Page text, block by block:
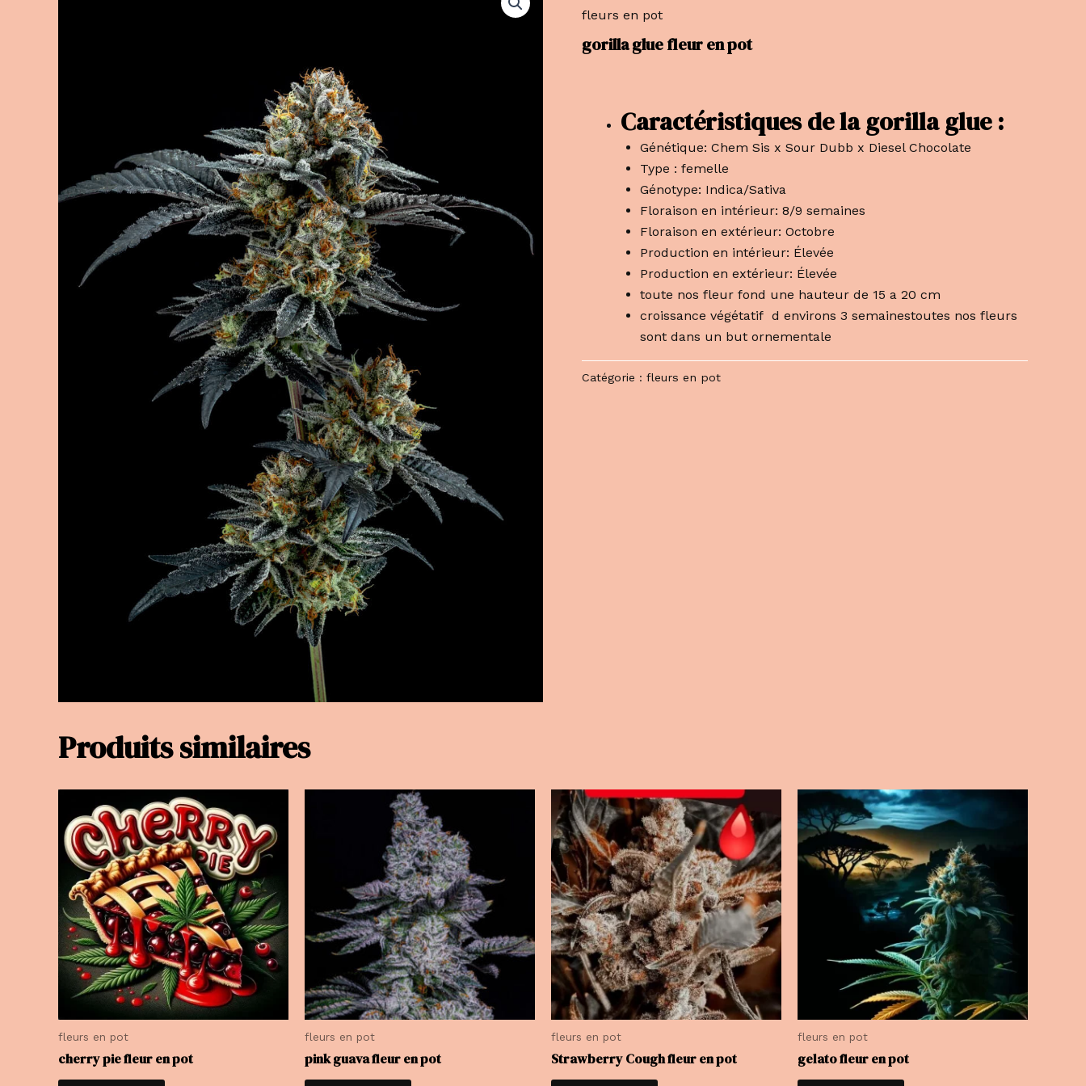
fleurs en pot
gorilla glue fleur en pot
Caractéristiques de la gorilla glue :
Génétique: Chem Sis x Sour Dubb x Diesel Chocolate
Type : femelle
Génotype: Indica/Sativa
Floraison en intérieur: 8/9 semaines
Floraison en extérieur: Octobre
Production en intérieur: Élevée
Production en extérieur: Élevée
toute nos fleur fond une hauteur de 15 a 20 cm
croissance végétatif d environs 3 semainestoutes nos fleurs
sont dans un but ornementale
Catégorie : fleurs en pot
Produits similaires
fleurs en pot
cherry pie fleur en pot
fleurs en pot
pink guava fleur en pot
fleurs en pot
Strawberry Cough fleur en pot
fleurs en pot
gelato fleur en pot